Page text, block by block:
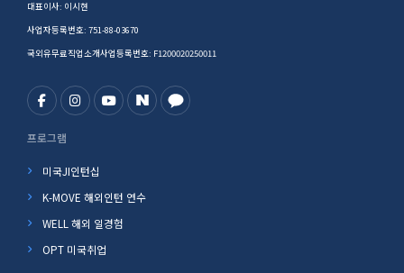
대표이사: 이시현
사업자등록번호: 751-88-03670
국외유무료직업소개사업등록번호: F1200020250011
프로그램
미국JI인턴십
K-MOVE 해외인턴 연수
WELL 해외 일경험
OPT 미국취업